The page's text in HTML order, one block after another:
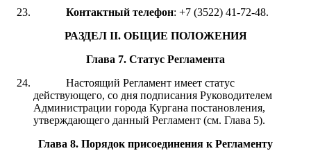
Контактный телефон: +7 (3522) 41-72-48.
РАЗДЕЛ II. ОБЩИЕ ПОЛОЖЕНИЯ
Глава 7. Статус Регламента
Настоящий Регламент имеет статус
действующего, со дня подписания Руководителем
Администрации города Кургана постановления,
утверждающего данный Регламент (см. Глава 5).
Глава 8. Порядок присоединения к Регламенту